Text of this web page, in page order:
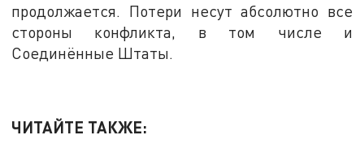
продолжается. Потери несут абсолютно все
стороны конфликта, в том числе и
Соединённые Штаты.
ЧИТАЙТЕ ТАКЖЕ: